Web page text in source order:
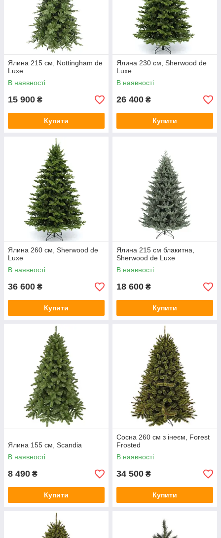
Ялина 215 см, Nottingham de
Luxe
В наявності
15 900 ₴
Купити
Ялина 230 см, Sherwood de
Luxe
В наявності
26 400 ₴
Купити
Ялина 260 см, Sherwood de
Luxe
В наявності
36 600 ₴
Купити
Ялина 215 см блакитна,
Sherwood de Luxe
В наявності
18 600 ₴
Купити
Ялина 155 см, Scandia
В наявності
8 490 ₴
Купити
Сосна 260 см з інеєм, Forest
Frosted
В наявності
34 500 ₴
Купити